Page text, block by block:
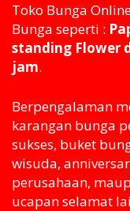
Toko Bunga
Bunga seperti :
standing Flower
jam.
Berpengalaman
karangan bunga
sukses, buket
wisuda,
perusahaan,
ucapan selamat